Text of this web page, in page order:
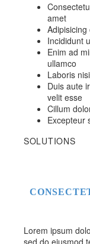
amet
Incididunt
Enim ad
ullamco
Laboris
Duis aute
velit esse
Cillum
Excepteur
SOLUTIONS
Lorem ipsum
sed do eiusmod